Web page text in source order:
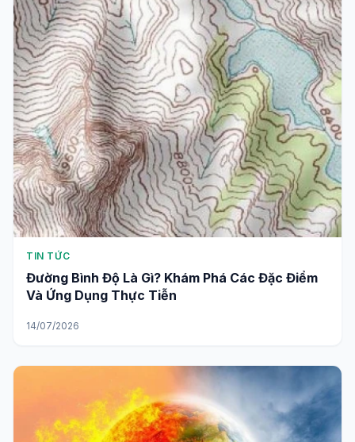
TIN TỨC
Đường Bình Độ Là Gì? Khám Phá Các Đặc Điểm
Và Ứng Dụng Thực Tiễn
14/07/2026